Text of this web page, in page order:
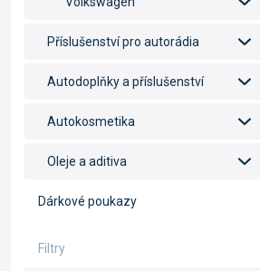
Příslušenství pro autorádia
Autodoplňky a příslušenství
Autokosmetika
Oleje a aditiva
Dárkové poukazy